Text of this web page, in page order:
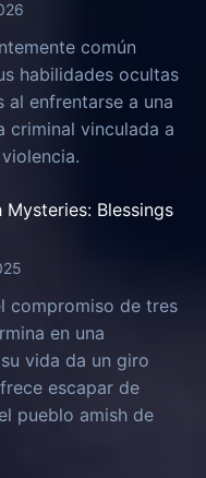
común
habilidades ocultas
al enfrentarse a una
criminal vinculada a
Mysteries: Blessings
compromiso de tres
en una
vida da un giro
escapar de
pueblo amish de